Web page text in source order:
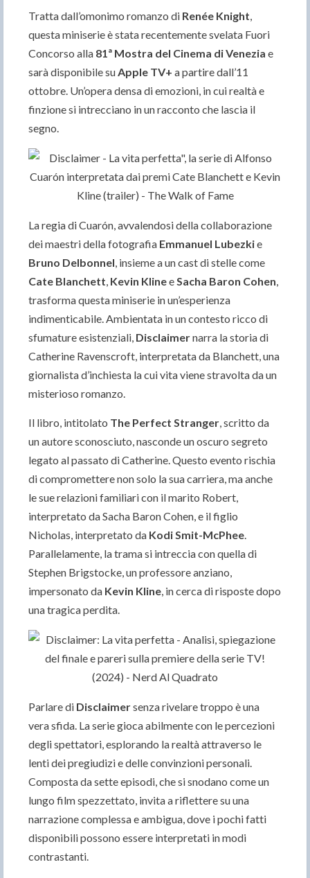
Tratta dall’omonimo romanzo di Renée Knight,
questa miniserie è stata recentemente svelata Fuori
Concorso alla 81ª Mostra del Cinema di Venezia e
sarà disponibile suApple TV+ a partire dall’11
ottobre. Un’opera densa di emozioni, in cui realtà e
finzione si intrecciano in un racconto che lascia il
segno.
La regia di Cuarón, avvalendosi della collaborazione
dei maestri della fotografia Emmanuel Lubezkie
Bruno Delbonnel, insieme a un cast di stelle come
Cate Blanchett, Kevin KlineeSacha Baron Cohen,
trasforma questa miniserie in un’esperienza
indimenticabile. Ambientata in un contesto ricco di
sfumature esistenziali, Disclaimernarra la storia di
Catherine Ravenscroft, interpretata da Blanchett, una
giornalista d’inchiesta la cui vita viene stravolta da un
misterioso romanzo.
Il libro, intitolato The Perfect Stranger, scritto da
un autore sconosciuto, nasconde un oscuro segreto
legato al passato di Catherine. Questo evento rischia
di compromettere non solo la sua carriera, ma anche
le sue relazioni familiari con il marito Robert,
interpretato da Sacha Baron Cohen, e il figlio
Nicholas, interpretato da Kodi Smit-McPhee.
Parallelamente, la trama si intreccia con quella di
Stephen Brigstocke, un professore anziano,
impersonato da Kevin Kline, in cerca di risposte dopo
una tragica perdita.
Parlare di Disclaimersenza rivelare troppo è una
vera sfida. La serie gioca abilmente con le percezioni
degli spettatori, esplorando la realtà attraverso le
lenti dei pregiudizi e delle convinzioni personali.
Composta da sette episodi, che si snodano come un
lungo film spezzettato, invita a riflettere su una
narrazione complessa e ambigua, dove i pochi fatti
disponibili possono essere interpretati in modi
contrastanti.